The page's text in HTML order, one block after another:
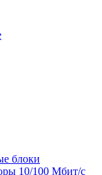
блоки
10/100 Мбит/с